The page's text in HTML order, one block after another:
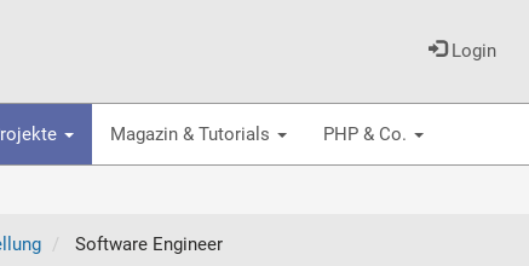
Login
Magazin & Tutorials PHP & Co.
Software Engineer